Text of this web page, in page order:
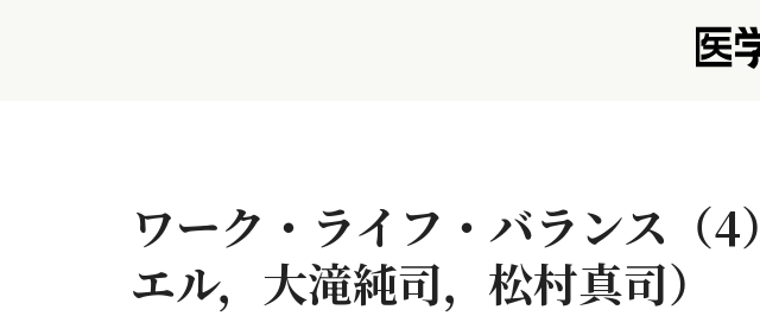
ワーク・ライフ・バランス（4
エル，大滝純司，松村真司）